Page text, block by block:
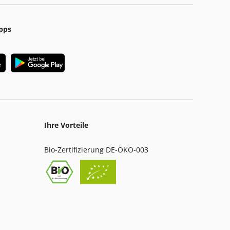
Ihre Vorteile
Bio-Zertifizierung DE-ÖKO-003